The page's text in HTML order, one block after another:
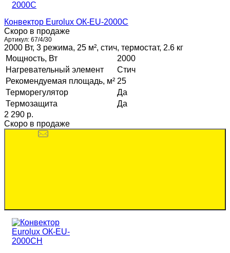
Конвектор Eurolux ОК-EU-2000C
Скоро в продаже
Артикул: 67/4/30
2000 Вт, 3 режима, 25 м², стич, термостат, 2.6 кг
Мощность, Вт
2000
Нагревательный элемент
Стич
Рекомендуемая площадь, м² 25
Терморегулятор
Да
Термозащита
Да
2 290 p.
Скоро в продаже